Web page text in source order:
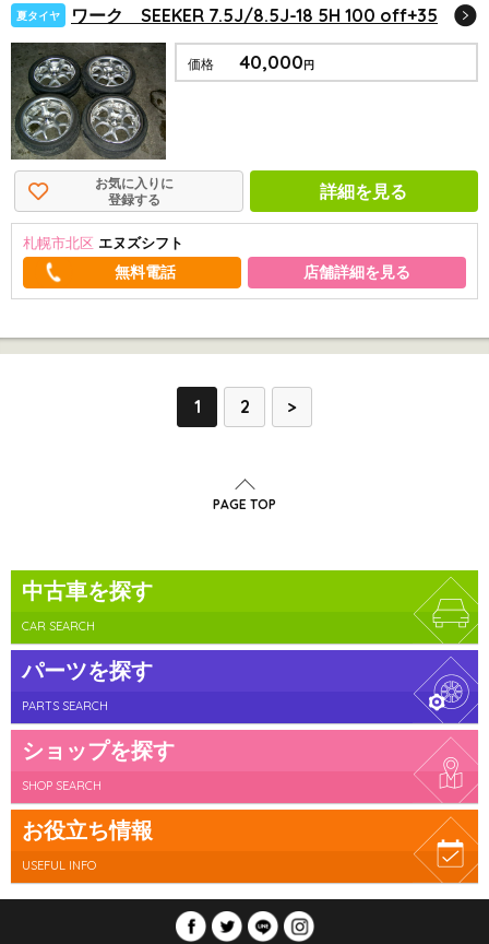
夏タイヤ ワーク SEEKER 7.5J/8.5J-18 5H 100 off+35
価格 40,000 円
お気に入りに
登録する
詳細を見る
札幌市北区 エヌズシフト
店舗詳細を見る
1 2 >
PAGE TOP
中古車を探す
CAR SEARCH
パーツを探す
PARTS SEARCH
ショップを探す
SHOP SEARCH
お役立ち情報
USEFUL INFO